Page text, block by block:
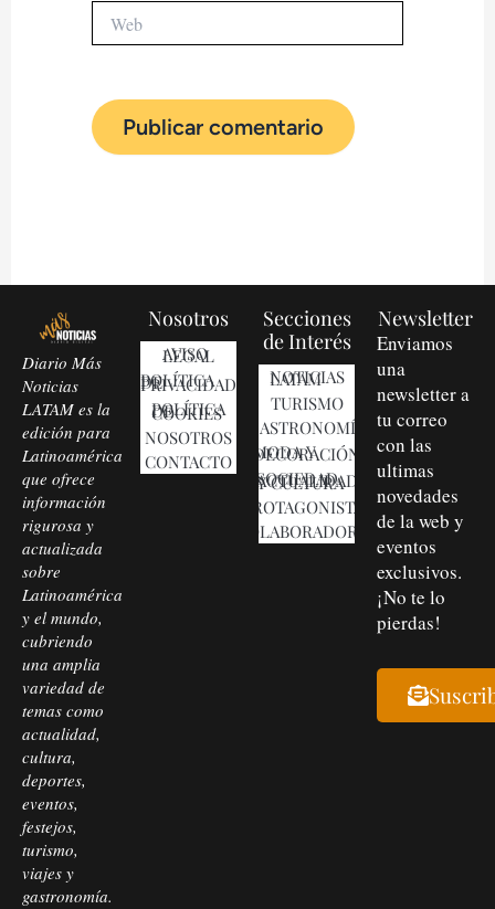
Diario Más
Noticias
LATAM es la
edición para
Latinoamérica
que ofrece
información
rigurosa y
actualizada
sobre
Latinoamérica
y el mundo,
cubriendo
una amplia
variedad de
temas como
actualidad,
cultura,
deportes,
eventos,
festejos,
turismo,
viajes y
gastronomía.
Nosotros
AVISO LEGAL
POLÍTICA DE PRIVACIDAD
POLÍTICA DE COOKIES
NOSOTROS
CONTACTO
Secciones
de Interés
NOTICIAS LATAM
TURISMO
GASTRONOMÍA
MODA Y DECORACIÓN
SOCIEDAD, ACTUALIDAD Y CULTURA
PROTAGONISTAS
COLABORADORES
Newsletter
Enviamos
una
newsletter a
tu correo
con las
ultimas
novedades
de la web y
eventos
exclusivos.
¡No te lo
pierdas!